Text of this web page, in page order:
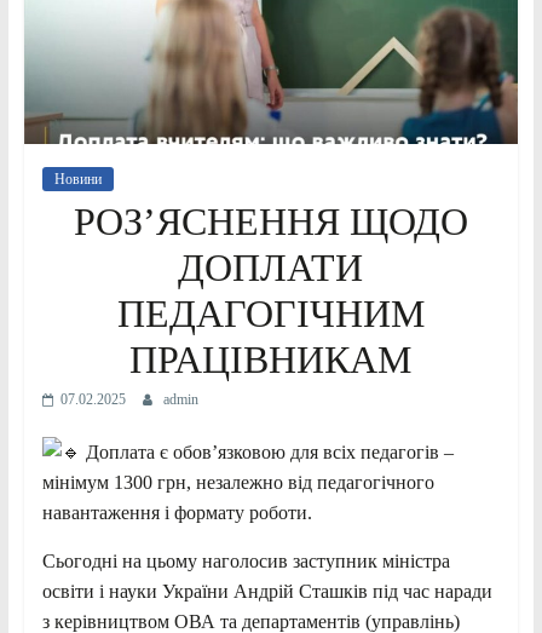
Новини
РОЗ’ЯСНЕННЯ ЩОДО
ДОПЛАТИ
ПЕДАГОГІЧНИМ
ПРАЦІВНИКАМ
07.02.2025 admin
Доплата є обов’язковою для всіх педагогів –
мінімум 1300 грн, незалежно від педагогічного
навантаження і формату роботи.
Сьогодні на цьому наголосив заступник міністра
освіти і науки України Андрій Сташків під час наради
з керівництвом ОВА та департаментів (управлінь)